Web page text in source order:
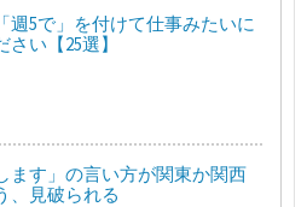
週5で」を付けて仕事みたいに
さい【25選】
ます」の言い方が関東か関西
、見破られる